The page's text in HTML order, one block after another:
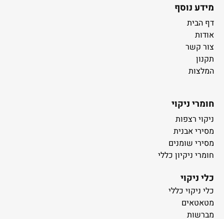
מידע נוסף
דף הבית
אודות
צור קשר
תקנון
המלצות
חומרי ניקוי
ניקוי רצפות
מסירי אבנית
מסירי שומנים
חומרי ניקיון כללי
כלי ניקוי
כלי ניקוי כללי
מטאטאים
מברשות